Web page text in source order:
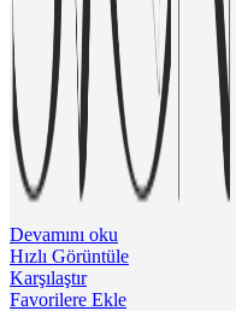
Devamını oku
Hızlı Görüntüle
Karşılaştır
Favorilere Ekle